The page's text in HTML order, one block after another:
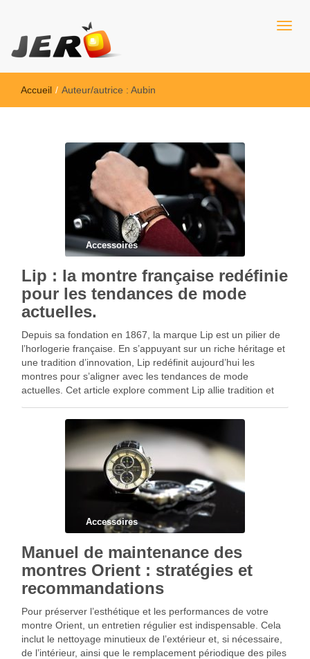
Jero
Accueil / Auteur/autrice : Aubin
Accessoires
Lip : la montre française redéfinie
pour les tendances de mode
actuelles.
Depuis sa fondation en 1867, la marque Lip est un pilier de
l’horlogerie française. En s’appuyant sur un riche héritage et
une tradition d’innovation, Lip redéfinit aujourd’hui les
montres pour s’aligner avec les tendances de mode
actuelles. Cet article explore comment Lip allie tradition et
Accessoires
Manuel de maintenance des
montres Orient : stratégies et
recommandations
Pour préserver l’esthétique et les performances de votre
montre Orient, un entretien régulier est indispensable. Cela
inclut le nettoyage minutieux de l’extérieur et, si nécessaire,
de l’intérieur, ainsi que le remplacement périodique des piles